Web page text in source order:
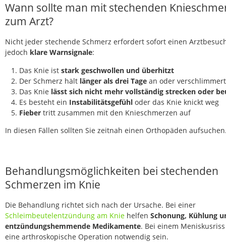
Wann sollte man mit stechenden
zum Arzt?
Nicht jeder stechende Schmerz erfordert sofort einen
jedoch klare Warnsignale:
Das Knie ist stark geschwollen und überhitzt
Der Schmerz hält länger als drei Tage an oder
Das Knie lässt sich nicht mehr vollständig strecken oder
Es besteht ein Instabilitätsgefühl oder das Knie knickt weg
Fieber tritt zusammen mit den Knieschmerzen auf
In diesen Fällen sollten Sie zeitnah einen Orthopäden
Behandlungsmöglichkeiten bei stechenden
Schmerzen im Knie
Die Behandlung richtet sich nach der Ursache. Bei einer
Schleimbeutelentzündung am Knie helfen Schonung, Kühlung
entzündungshemmende Medikamente. Bei einem
eine arthroskopische Operation notwendig sein.